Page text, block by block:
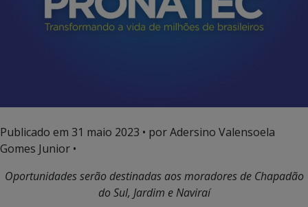
Publicado em 31 maio 2023 • por Adersino Valensoela
Gomes Junior •
Oportunidades serão destinadas aos moradores de Chapadão
do Sul, Jardim e Naviraí